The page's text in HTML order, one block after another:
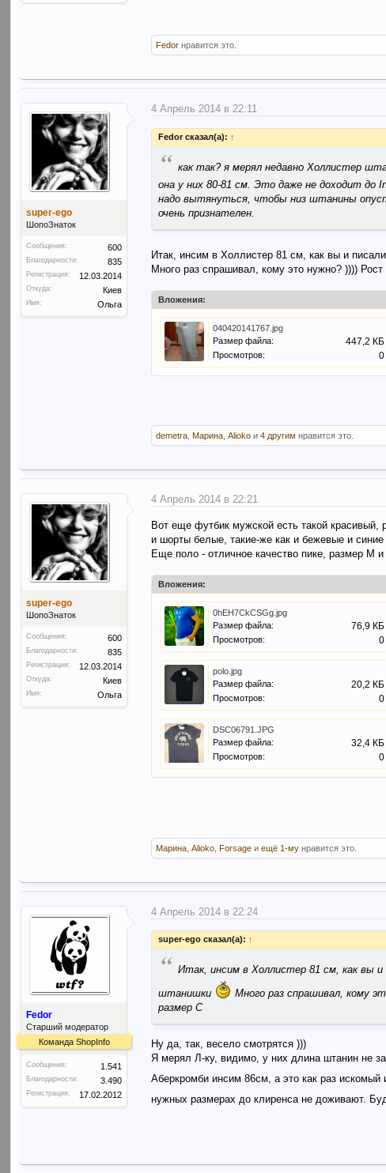
Fedor нравится это.
super-ego
ШопоЗнаток
Сообщения: 600
Благодарности: 835
Регистрация: 12.03.2014
Откуда: Киев
Имя: Ольга
4 Апрель 2014 в 22:11
Fedor сказал(а): ↑
“ как так? я мерял недавно Холлистер
она у них 80-81 см. Это даже не доходит до
надо вытянуться, чтобы низ штанины
очень признателен.
Итак, инсим в Холлистер 81 см, как вы и
Много раз спрашивал, кому это нужно? ))))
Вложения:
040420141767.jpg
Размер файла:
447,2 КБ
Просмотров: 0
demetra ,Марина ,Alioko и4 другим нравится это.
super-ego
ШопоЗнаток
Сообщения: 600
Благодарности: 835
Регистрация: 12.03.2014
Откуда: Киев
Имя: Ольга
4 Апрель 2014 в 22:21
Вот еще футбик мужской есть такой
и шорты белые, такие-же как и бежевые и
Еще поло - отличное качество пике, размер М
Вложения:
0hEH7CkCSGg.jpg
Размер файла:
76,9 КБ
Просмотров: 0
polo.jpg
Размер файла:
20,2 КБ
Просмотров: 0
DSC06791.JPG
Размер файла:
32,4 КБ
Просмотров: 0
Марина ,Alioko ,Forsage иещё 1-му нравится это.
Fedor
Старший модератор
Команда ShopInfo
Сообщения: 1.541
Благодарности: 3.490
Регистрация: 17.02.2012
4 Апрель 2014 в 22:24
super-ego сказал(а): ↑
“ Итак, инсим в Холлистер 81 см, как вы
штанишки
Много раз спрашивал, кому
размер С
Ну да, так, весело смотрятся )))
Я мерял Л-ку, видимо, у них длина штанин не
Аберкромби инсим 86см, а это как раз искомый
нужных размерах до клиренса не доживают.